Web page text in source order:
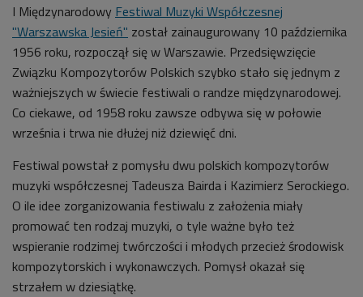
I Międzynarodowy Festiwal Muzyki Współczesnej
"Warszawska Jesień" został zainaugurowany 10 października
1956 roku, rozpoczął się w Warszawie. Przedsięwzięcie
Związku Kompozytorów Polskich szybko stało się jednym z
ważniejszych w świecie festiwali o randze międzynarodowej.
Co ciekawe, od 1958 roku zawsze odbywa się w połowie
września i trwa nie dłużej niż dziewięć dni.
Festiwal powstał z pomysłu dwu polskich kompozytorów
muzyki współczesnej Tadeusza Bairda i Kazimierz Serockiego.
O ile idee zorganizowania festiwalu z założenia miały
promować ten rodzaj muzyki, o tyle ważne było też
wspieranie rodzimej twórczości i młodych przecież środowisk
kompozytorskich i wykonawczych. Pomysł okazał się
strzałem w dziesiątkę.